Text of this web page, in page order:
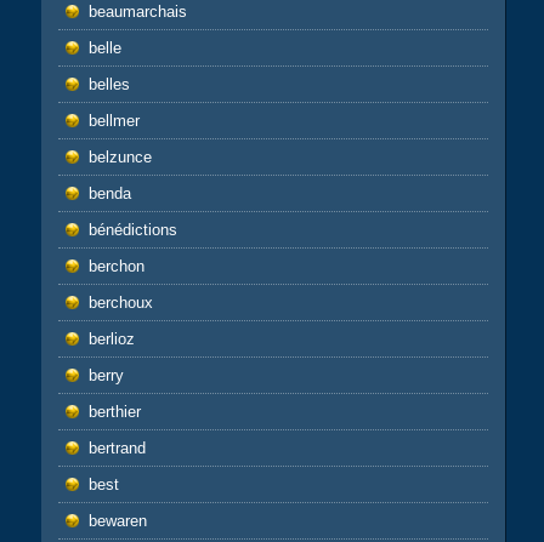
beaumarchais
belle
belles
bellmer
belzunce
benda
bénédictions
berchon
berchoux
berlioz
berry
berthier
bertrand
best
bewaren